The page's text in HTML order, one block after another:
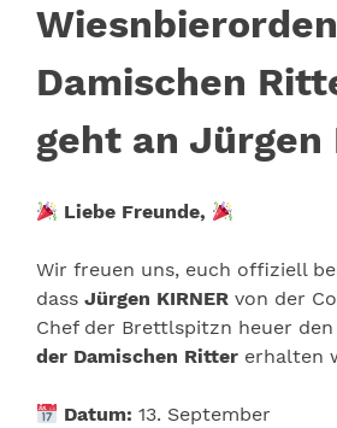
Damischen
geht an Jürgen
Liebe Freunde,
Wir freuen uns, euch offiziell
dass Jürgen KIRNER von der
Chef der Brettlspitzn heuer den
der Damischen Ritter erhalten
Datum: 13. September